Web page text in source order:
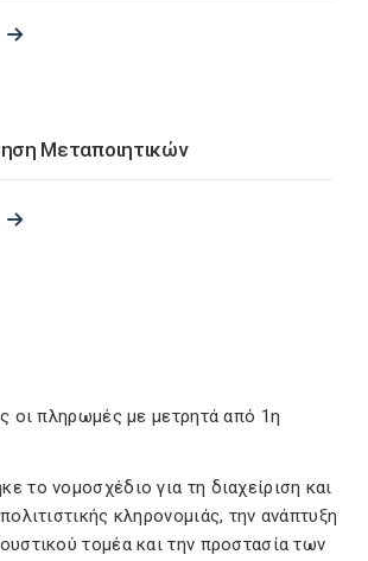
οι πληρωμές με μετρητά από 1η
το νομοσχέδιο για τη διαχείριση και
κληρονομιάς, την ανάπτυξη
τομέα και την προστασία των
Μεταποιητικών